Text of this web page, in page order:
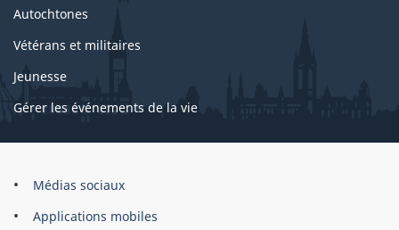
Autochtones
Vétérans et militaires
Jeunesse
Gérer les événements de la vie
Organisation
gouvernement
Médias sociaux
Applications mobiles